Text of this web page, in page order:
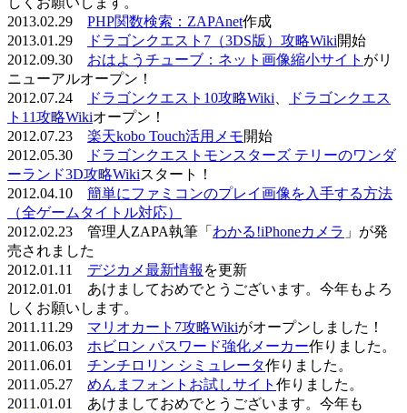
2013.02.29 PHP関数検索：ZAPAnet作成
2013.01.29
ドラゴンクエスト7（3DS版）攻略Wiki開始
2012.09.30 おはようチューブ：ネット画像縮小サイト がリ
ニューアルオープン！
2012.07.24
ドラゴンクエスト10攻略Wiki
ドラゴンクエス
ト11攻略Wikiオープン！
2012.07.23 楽天kobo Touch活用メモ開始
2012.05.30
ドラゴンクエストモンスターズ テリーのワンダ
ーランド3D攻略Wikiスタート！
2012.04.10 簡単にファミコンのプレイ画像を入手する方法
（全ゲームタイトル対応）
2012.02.23 管理人ZAPA執筆「 わかる!iPhoneカメラ 」が発
売されました
2012.01.11 デジカメ最新情報 を更新
2012.01.01 あけましておめでとうございます。今年もよろ
しくお願いします。
2011.11.29 マリオカート7攻略Wikiがオープンしました！
2011.06.03 ホビロン パスワード強化メーカー作りました。
2011.06.01 チンチロリン シミュレータ作りました。
2011.05.27 めんまフォントお試しサイト 作りました。
2011.01.01 あけましておめでとうございます。今年も